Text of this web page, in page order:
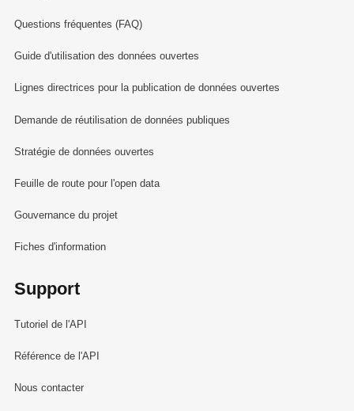
Questions fréquentes (FAQ)
Guide d'utilisation des données ouvertes
Lignes directrices pour la publication de données ouvertes
Demande de réutilisation de données publiques
Stratégie de données ouvertes
Feuille de route pour l'open data
Gouvernance du projet
Fiches d'information
Support
Tutoriel de l'API
Référence de l'API
Nous contacter